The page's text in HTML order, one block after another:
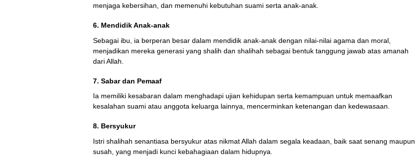
menjaga kebersihan, dan memenuhi kebutuhan suami serta anak-anak.
6. Mendidik Anak-anak
Sebagai ibu, ia berperan besar dalam mendidik anak-anak dengan nilai-nilai agama dan moral,
menjadikan mereka generasi yang shalih dan shalihah sebagai bentuk tanggung jawab atas amanah
dari Allah.
7. Sabar dan Pemaaf
Ia memiliki kesabaran dalam menghadapi ujian kehidupan serta kemampuan untuk memaafkan
kesalahan suami atau anggota keluarga lainnya, mencerminkan ketenangan dan kedewasaan.
8. Bersyukur
Istri shalihah senantiasa bersyukur atas nikmat Allah dalam segala keadaan, baik saat senang maupun
susah, yang menjadi kunci kebahagiaan dalam hidupnya.